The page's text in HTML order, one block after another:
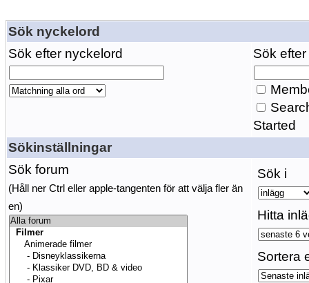
Sök nyckelord
Sök efter nyckelord
Sök
Started
Sökinställningar
Sök forum
(Håll ner Ctrl eller apple-tangenten för att välja fler än
en)
Sök i
Hitta
Sortera